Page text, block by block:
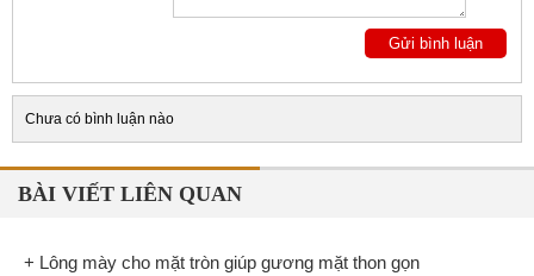
Chưa có bình luận nào
BÀI VIẾT LIÊN QUAN
+ Lông mày cho mặt tròn giúp gương mặt thon gọn